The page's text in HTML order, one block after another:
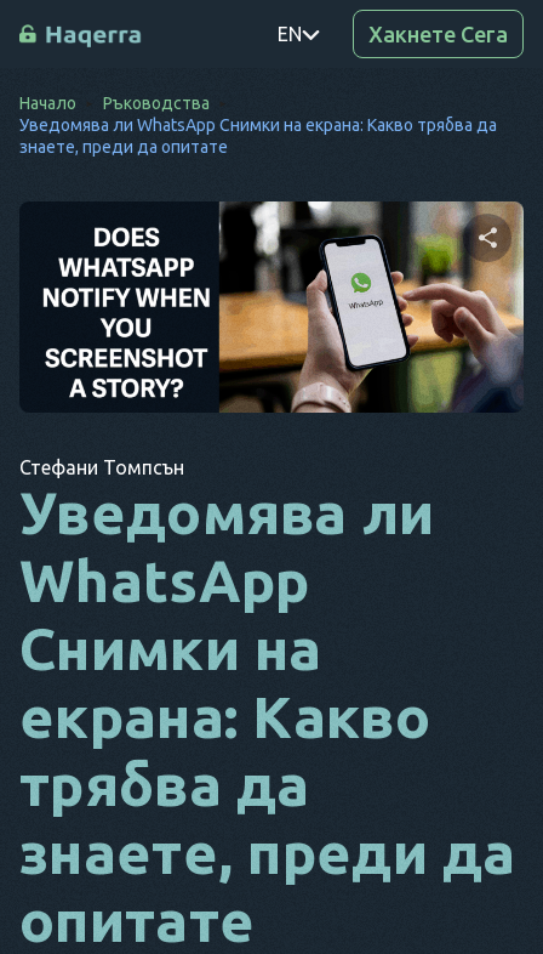
EN
PT
RO
DE
SV
KO
EL
CS
DA
FR
NL
TR
PT
Хакнете Сега
Начало
Ръководства
Уведомява ли WhatsApp Снимки на екрана: Какво трябва да
знаете, преди да опитате
Споделете тази
статия
Стефани Томпсън
Уведомява ли
WhatsApp
Снимки на
екрана: Какво
трябва да
знаете, преди да
опитате